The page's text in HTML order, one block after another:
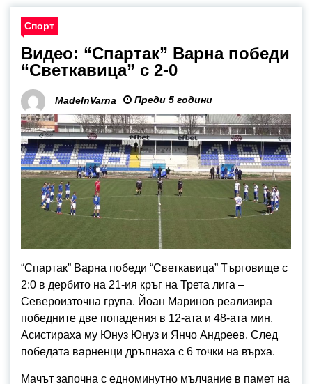
Спорт
Видео: “Спартак” Варна победи
“Светкавица” с 2-0
MadeInVarna Преди 5 години
“Спартак” Варна победи “Светкавица” Търговище с
2:0 в дербито на 21-ия кръг на Трета лига –
Североизточна група. Йоан Маринов реализира
победните две попадения в 12-ата и 48-ата мин.
Асистираха му Юнуз Юнуз и Янчо Андреев. След
победата варненци дръпнаха с 6 точки на върха.
Мачът започна с едноминутно мълчание в памет на